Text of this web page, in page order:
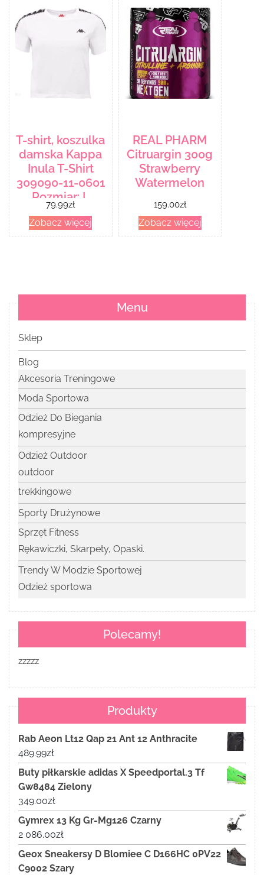
T-shirt, koszulka
damska Kappa
Inula T-Shirt
309090-11-0601
Rozmiar: L
79.99zł
Zobacz więcej
REAL PHARM
Citruargin 300g
Strawberry
Watermelon
159.00zł
Zobacz więcej
Menu
Sklep
Blog
Akcesoria Treningowe
Moda Sportowa
Odzież Do Biegania
kompresyjne
Odzież Outdoor
outdoor
trekkingowe
Sporty Drużynowe
Sprzęt Fitness
Rękawiczki, Skarpety, Opaski.
Trendy W Modzie Sportowej
Odzież sportowa
Polecamy!
zzzzz
Produkty
Rab Aeon Lt12 Qap 21 Ant 12 Anthracite
489.99zł
Buty piłkarskie adidas X Speedportal.3 Tf
Gw8484 Zielony
349.00zł
Gymrex 13 Kg Gr-Mg126 Czarny
2 086.00zł
Geox Sneakersy D Blomiee C D166HC 0PV22
C9002 Szary